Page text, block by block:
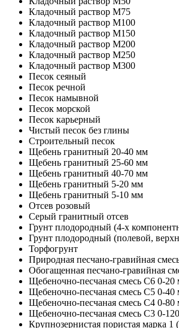
Кладочный раствор М75
Кладочный раствор М100
Кладочный раствор M150
Кладочный раствор M200
Кладочный раствор M250
Кладочный раствор M300
Песок сеяный
Песок речной
Песок намывной
Песок морской
Песок карьерный
Чистый песок без глины
Строительный песок
Щебень гранитный 20-40 мм
Щебень гранитный 25-60 мм
Щебень гранитный 40-70 мм
Щебень гранитный 5-20 мм
Щебень гранитный 5-10 мм
Отсев розовый
Серый гранитный отсев
Грунт плодородный (4-х
Грунт плодородный (полевой,
Торфогрунт
Природная песчано-гравийная
Обогащенная песчано-гравийная
Щебеночно-песчаная смесь C6 0-20
Щебеночно-песчаная смесь C5 0-40
Щебеночно-песчаная смесь C4 0-80
Щебеночно-песчаная смесь C3 0-
Крупнозернистая пористая марка